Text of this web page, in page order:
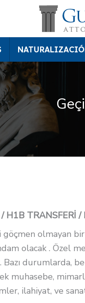
H1B TRANSFERİ
göçmen olmayan
olacak . Özel
Bazı durumlarda,
muhasebe,
ilahiyat, ve